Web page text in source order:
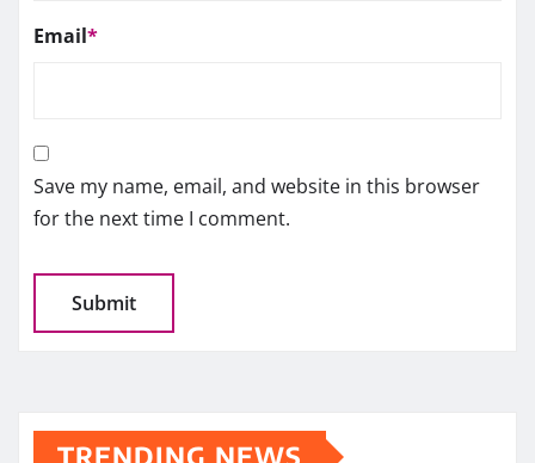
Email*
Save my name, email, and website in this browser
for the next time I comment.